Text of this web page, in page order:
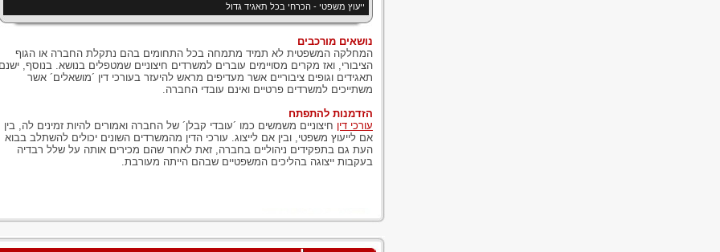
ייעוץ משפטי - הכרחי בכל תאגיד גדול
נושאים מורכבים
המחלקה המשפטית לא תמיד מתמחה בכל התחומים בהם נתקלת החברה או הגוף
הציבורי, ואז מקרים מסויימים עוברים למשרדים חיצוניים שמטפלים בנושא. בנוסף,
תאגידים וגופים ציבוריים אשר מעדיפים מראש להיעזר בעורכי דין ´מושאלים´ אשר
משתייכים למשרדים פרטיים ואינם עובדי החברה.
הזדמנות להתפתח
עורכי דין חיצוניים משמשים כמו ´עובדי קבלן´ של החברה ואמורים להיות זמינים לה, בין
אם לייעוץ משפטי, ובין אם לייצוג. עורכי הדין מהמשרדים השונים יכולים להשתלב בבוא
העת גם בתפקידים ניהוליים בחברה, זאת לאחר שהם מכירים אותה על שלל רבדיה
בעקבות ייצוגה בהליכים המשפטיים שבהם הייתה מעורבת.